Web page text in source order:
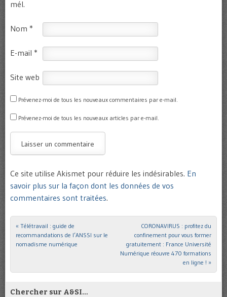
mél.
Nom *
E-mail *
Site web
Prévenez-moi de tous les nouveaux commentaires par e-mail.
Prévenez-moi de tous les nouveaux articles par e-mail.
Ce site utilise Akismet pour réduire les indésirables. En
savoir plus sur la façon dont les données de vos
commentaires sont traitées.
Post navigation
« Télétravail : guide de
recommandations de l’ANSSI sur le
nomadisme numérique
CORONAVIRUS : profitez du
confinement pour vous former
gratuitement : France Université
Numérique réouvre 470 formations
en ligne ! »
Chercher sur A&SI…